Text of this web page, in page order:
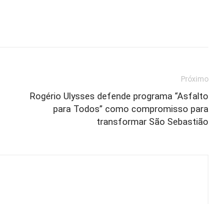
Próximo
Rogério Ulysses defende programa “Asfalto
para Todos” como compromisso para
transformar São Sebastião